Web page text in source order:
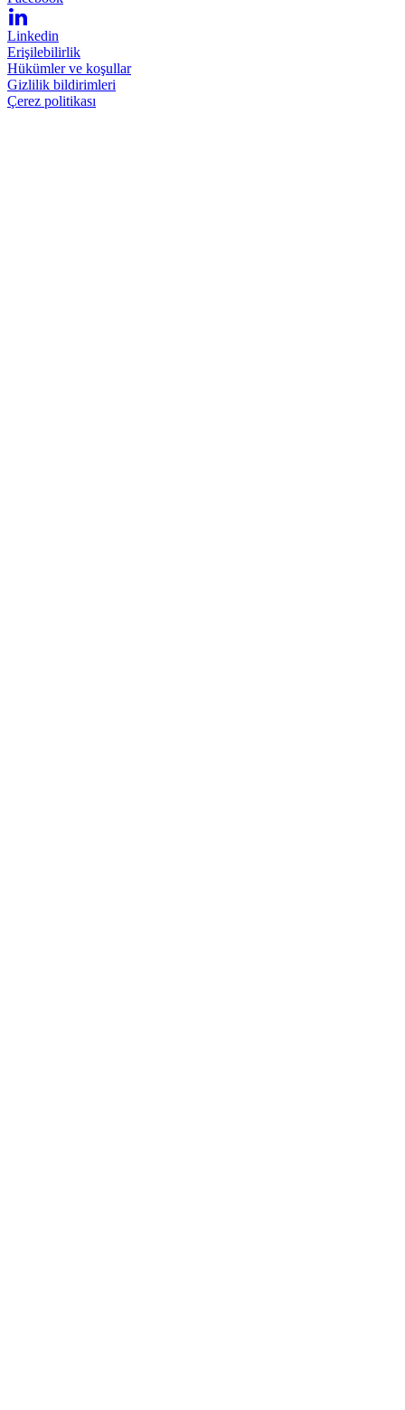
Linkedin
Erişilebilirlik
Hükümler ve koşullar
Gizlilik bildirimleri
Çerez politikası